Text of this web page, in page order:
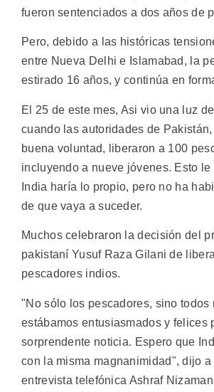
fueron sentenciados a dos años de
Pero, debido a las históricas
entre Nueva Delhi e Islamabad, la
estirado 16 años, y continúa en
El 25 de este mes, Asi vio una luz
cuando las autoridades de
buena voluntad, liberaron a 100
incluyendo a nueve jóvenes. Esto
India haría lo propio, pero no ha
de que vaya a suceder.
Muchos celebraron la decisión del
pakistaní Yusuf Raza Gilani de
pescadores indios.
"No sólo los pescadores, sino todos
estábamos entusiasmados y felices
sorprendente noticia. Espero que
con la misma magnanimidad", dijo a
entrevista telefónica Ashraf